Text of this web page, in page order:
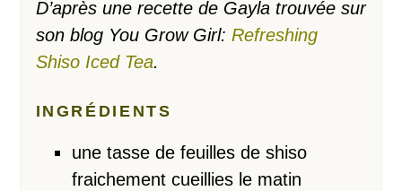
D’après une recette de Gayla trouvée sur
son blog You Grow Girl: Refreshing
Shiso Iced Tea.
INGRÉDIENTS
une tasse de feuilles de shiso
fraichement cueillies le matin